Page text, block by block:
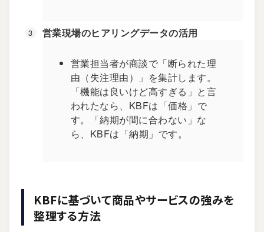
営業現場のヒアリングデータの活用
営業担当者が商談で「断られた理
由（失注理由）」を集計します。
「機能は良いけど高すぎる」と言
われたなら、KBFは「価格」で
す。「納期が間に合わない」な
ら、KBFは「納期」です。
KBFに基づいて商品やサービスの強みを
整理する方法